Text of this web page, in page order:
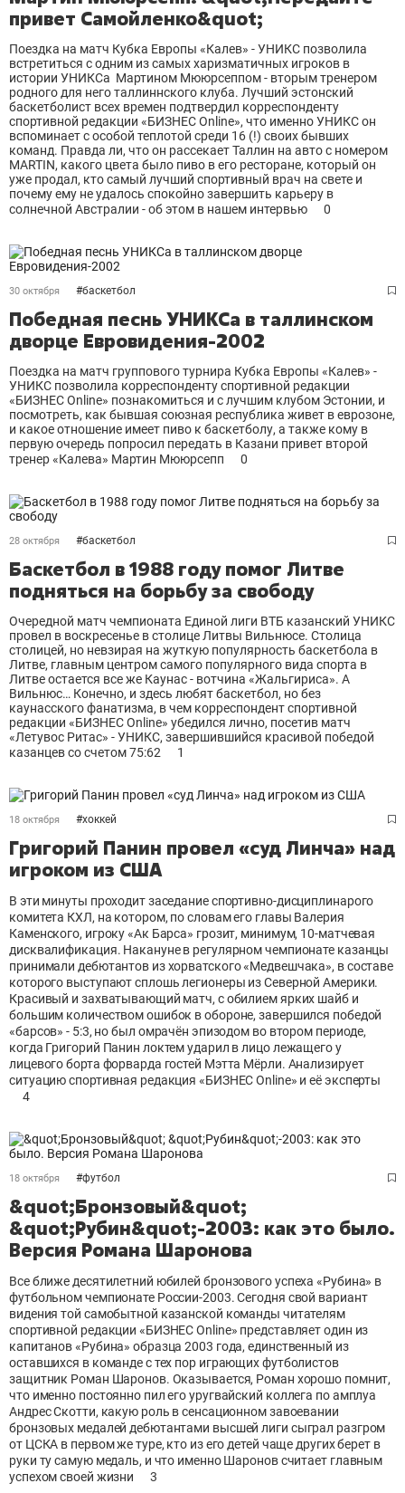
привет Самойленко&quot;
Поездка на матч Кубка Европы «Калев» - УНИКС позволила
встретиться с одним из самых харизматичных игроков в
истории УНИКСа Мартином Мююрсеппом - вторым тренером
родного для него таллиннского клуба. Лучший эстонский
баскетболист всех времен подтвердил корреспонденту
спортивной редакции «БИЗНЕС Оnline», что именно УНИКС он
вспоминает с особой теплотой среди 16 (!) своих бывших
команд. Правда ли, что он рассекает Таллин на авто с номером
МARTIN, какого цвета было пиво в его ресторане, который он
уже продал, кто самый лучший спортивный врач на свете и
почему ему не удалось спокойно завершить карьеру в
солнечной Австралии - об этом в нашем интервью
0
30 октября #баскетбол
Победная песнь УНИКСа в таллинском
дворце Евровидения-2002
Поездка на матч группового турнира Кубка Европы «Калев» -
УНИКС позволила корреспонденту спортивной редакции
«БИЗНЕС Оnline» познакомиться и с лучшим клубом Эстонии, и
посмотреть, как бывшая союзная республика живет в еврозоне,
и какое отношение имеет пиво к баскетболу, а также кому в
первую очередь попросил передать в Казани привет второй
тренер «Калева» Мартин Мююрсепп
0
28 октября #баскетбол
Баскетбол в 1988 году помог Литве
подняться на борьбу за свободу
Очередной матч чемпионата Единой лиги ВТБ казанский УНИКС
провел в воскресенье в столице Литвы Вильнюсе. Столица
столицей, но невзирая на жуткую популярность баскетбола в
Литве, главным центром самого популярного вида спорта в
Литве остается все же Каунас - вотчина «Жальгириса». А
Вильнюс… Конечно, и здесь любят баскетбол, но без
каунасского фанатизма, в чем корреспондент спортивной
редакции «БИЗНЕС Оnline» убедился лично, посетив матч
«Летувос Ритас» - УНИКС, завершившийся красивой победой
казанцев со счетом 75:62
1
18 октября #хоккей
Григорий Панин провел «суд Линча» над
игроком из США
В эти минуты проходит заседание спортивно-дисциплинарого
комитета КХЛ, на котором, по словам его главы Валерия
Каменского, игроку «Ак Барса» грозит, минимум, 10-матчевая
дисквалификация. Накануне в регулярном чемпионате казанцы
принимали дебютантов из хорватского «Медвешчака», в составе
которого выступают сплошь легионеры из Северной Америки.
Красивый и захватывающий матч, с обилием ярких шайб и
большим количеством ошибок в обороне, завершился победой
«барсов» - 5:3, но был омрачён эпизодом во втором периоде,
когда Григорий Панин локтем ударил в лицо лежащего у
лицевого борта форварда гостей Мэтта Мёрли. Анализирует
ситуацию спортивная редакция «БИЗНЕС Online» и её эксперты
4
18 октября #футбол
&quot;Бронзовый&quot;
&quot;Рубин&quot;-2003: как это было.
Версия Романа Шаронова
Все ближе десятилетний юбилей бронзового успеха «Рубина» в
футбольном чемпионате России-2003. Сегодня свой вариант
видения той самобытной казанской команды читателям
спортивной редакции «БИЗНЕС Оnline» представляет один из
капитанов «Рубина» образца 2003 года, единственный из
оставшихся в команде с тех пор играющих футболистов
защитник Роман Шаронов. Оказывается, Роман хорошо помнит,
что именно постоянно пил его уругвайский коллега по амплуа
Андрес Скотти, какую роль в сенсационном завоевании
бронзовых медалей дебютантами высшей лиги сыграл разгром
от ЦСКА в первом же туре, кто из его детей чаще других берет в
руки ту самую медаль, и что именно Шаронов считает главным
успехом своей жизни
3